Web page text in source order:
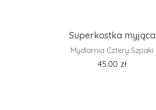
Superkostka myjąca
Mydlarnia Cztery Szpaki
45.00 zł